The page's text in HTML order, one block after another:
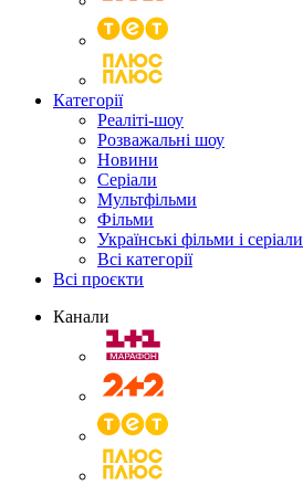
Категорії
Реаліті-шоу
Розважальні шоу
Новини
Серіали
Мультфільми
Фільми
Українські фільми і серіали
Всі категорії
Всі проєкти
Канали